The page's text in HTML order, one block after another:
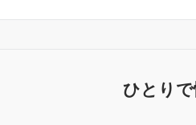
ひとりで